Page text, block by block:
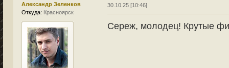
Александр Зеленков
Откуда: Красноярск
30.10.25 [10:46]
Сереж, молодец! Крутые